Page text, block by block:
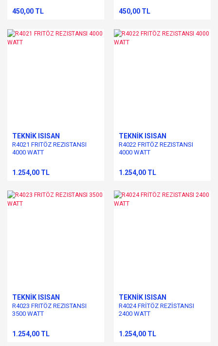
450,00 TL 450,00 TL
TEKNİK ISISAN
R4021 FRITÖZ REZISTANSI
4000 WATT
1.254,00 TL
TEKNİK ISISAN
R4022 FRITÖZ REZISTANSI
4000 WATT
1.254,00 TL
TEKNİK ISISAN
R4023 FRITÖZ REZISTANSI
3500 WATT
1.254,00 TL
TEKNİK ISISAN
R4024 FRİTÖZ REZİSTANSI
2400 WATT
1.254,00 TL